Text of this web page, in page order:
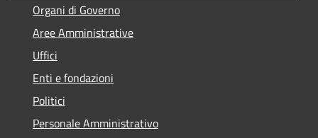
Organi di Governo
Aree Amministrative
Uffici
Enti e fondazioni
Politici
Personale Amministrativo